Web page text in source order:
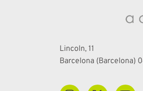
Lincoln, 11
Barcelona (Barcelona)